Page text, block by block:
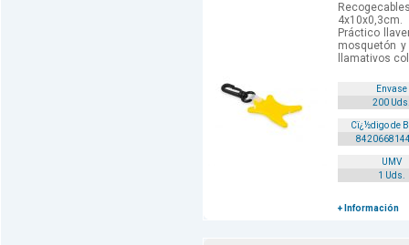
Práctico
mosquetón
llamativos
Envase
200
Cï¿½digo de
UMV
1 Uds.
+ Información